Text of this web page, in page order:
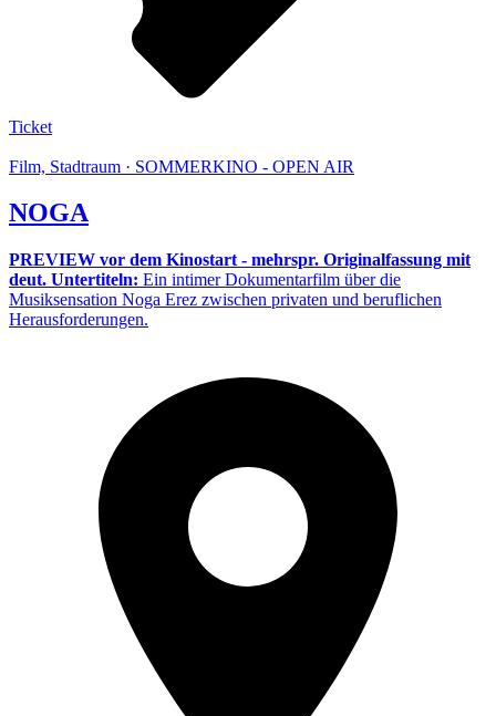
Ticket
Film, Stadtraum · SOMMERKINO - OPEN AIR
NOGA
PREVIEW vor dem Kinostart - mehrspr. Originalfassung mit
deut. Untertiteln: Ein intimer Dokumentarfilm über die
Musiksensation Noga Erez zwischen privaten und beruflichen
Herausforderungen.